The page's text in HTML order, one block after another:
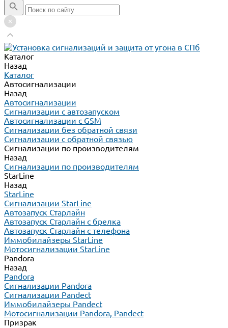
Каталог
Назад
Каталог
Автосигнализации
Назад
Автосигнализации
Сигнализации с автозапуском
Автосигнализации с GSM
Сигнализации без обратной связи
Сигнализации с обратной связью
Сигнализации по производителям
Назад
Сигнализации по производителям
StarLine
Назад
StarLine
Сигнализации StarLine
Автозапуск Старлайн
Автозапуск Старлайн с брелка
Автозапуск Старлайн с телефона
Иммобилайзеры StarLine
Мотосигнализации StarLine
Pandora
Назад
Pandora
Сигнализации Pandora
Сигнализации Pandect
Иммобилайзеры Pandect
Мотосигнализации Pandora, Pandect
Призрак